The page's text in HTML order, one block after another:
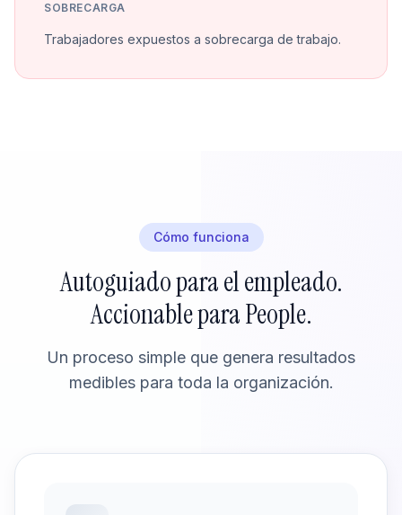
SOBRECARGA
Trabajadores expuestos a sobrecarga de trabajo.
Cómo funciona
Autoguiado para el empleado.
Accionable para People.
Un proceso simple que genera resultados
medibles para toda la organización.